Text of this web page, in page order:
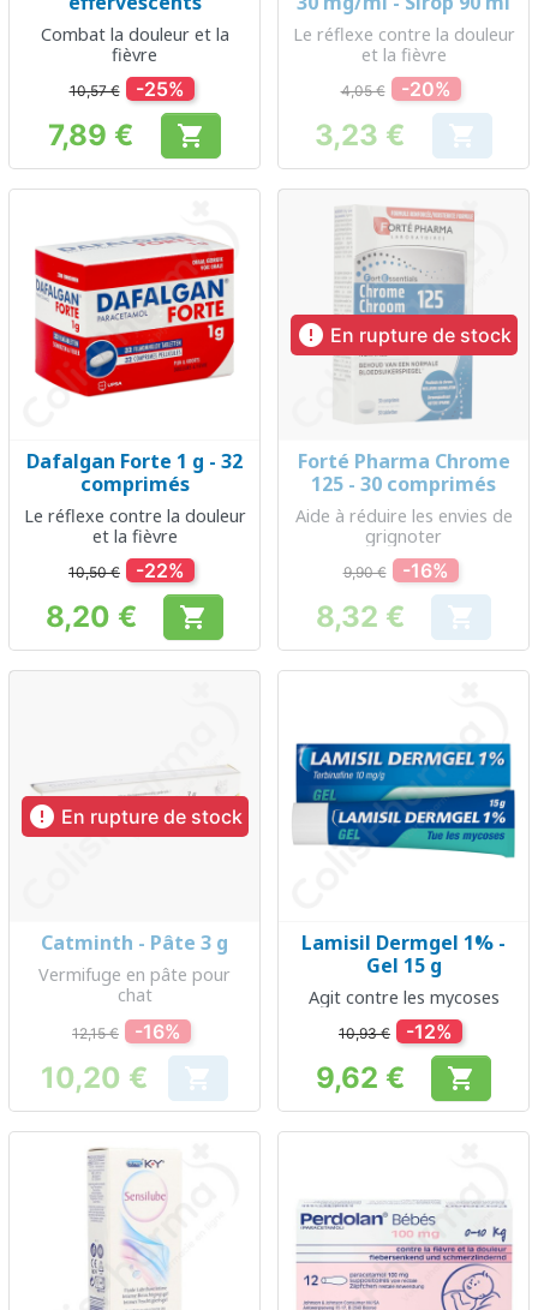
Combat la douleur et la
fièvre
10,57 € -25%
Prix
7,89 € 
Le réflexe contre la douleur
et la fièvre
4,05 € -20%
Prix
3,23 € 
Dafalgan Forte 1 g - 32
comprimés
Le réflexe contre la douleur
et la fièvre
10,50 € -22%
Prix
8,20 € 
 En rupture de stock
Forté Pharma Chrome
125 - 30 comprimés
Aide à réduire les envies de
grignoter
9,90 € -16%
Prix
8,32 € 
 En rupture de stock
Catminth - Pâte 3 g
Vermifuge en pâte pour
chat
12,15 € -16%
Prix
10,20 € 
Lamisil Dermgel 1% -
Gel 15 g
Agit contre les mycoses
10,93 € -12%
Prix
9,62 € 